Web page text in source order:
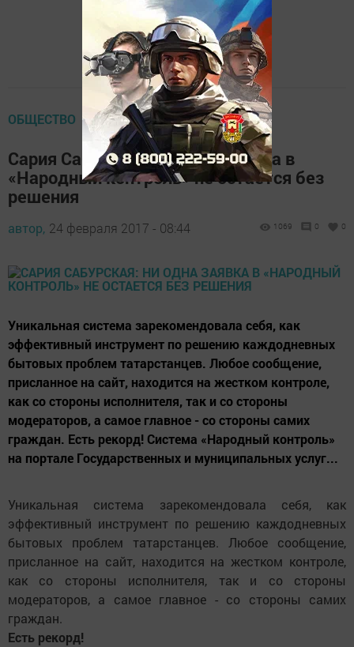
ОБЩЕСТВО
Сария Сабурская: Ни одна заявка в
«Народный контроль» не остается без
решения
автор, 24 февраля 2017 - 08:44 1069 0 0
Уникальная система зарекомендовала себя, как
эффективный инструмент по решению каждодневных
бытовых проблем татарстанцев. Любое сообщение,
присланное на сайт, находится на жестком контроле,
как со стороны исполнителя, так и со стороны
модераторов, а самое главное - со стороны самих
граждан. Есть рекорд! Система «Народный контроль»
на портале Государственных и муниципальных услуг...
Уникальная система зарекомендовала себя, как
эффективный инструмент по решению каждодневных
бытовых проблем татарстанцев. Любое сообщение,
присланное на сайт, находится на жестком контроле,
как со стороны исполнителя, так и со стороны
модераторов, а самое главное - со стороны самих
граждан.
Есть рекорд!